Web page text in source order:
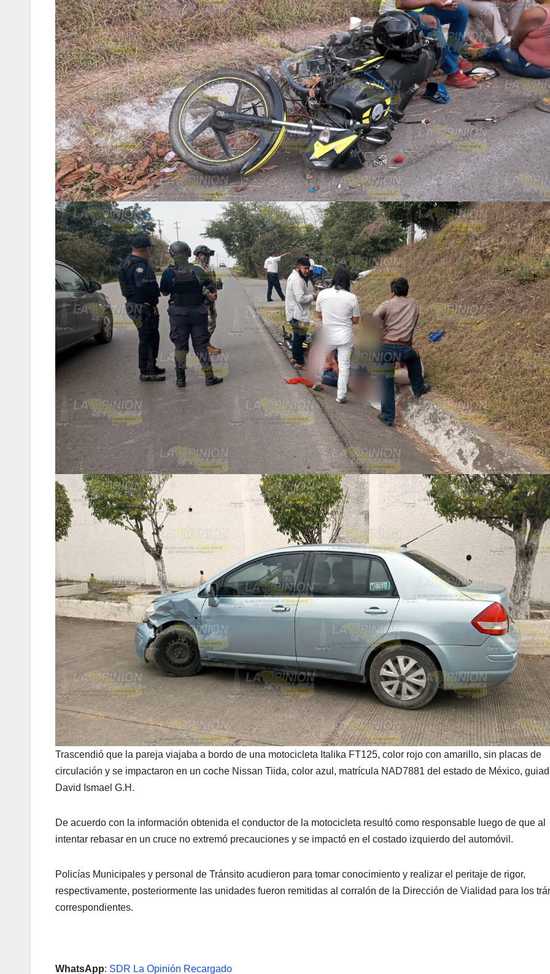
Trascendió que la pareja viajaba a bordo de una motocicleta Italika FT125, color rojo con amarillo, sin placas de
circulación y se impactaron en un coche Nissan Tiida, color azul, matrícula NAD7881 del estado de México,
David Ismael G.H.
De acuerdo con la información obtenida el conductor de la motocicleta resultó como responsable luego de que al
intentar rebasar en un cruce no extremó precauciones y se impactó en el costado izquierdo del automóvil.
Policías Municipales y personal de Tránsito acudieron para tomar conocimiento y realizar el peritaje de rigor,
respectivamente, posteriormente las unidades fueron remitidas al corralón de la Dirección de Vialidad para los
correspondientes.
WhatsApp: SDR La Opinión Recargado